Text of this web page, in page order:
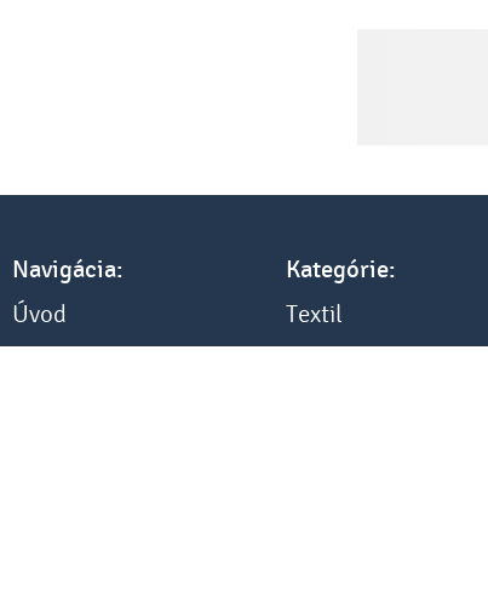
Navigácia:
Úvod
Kategórie:
Textil